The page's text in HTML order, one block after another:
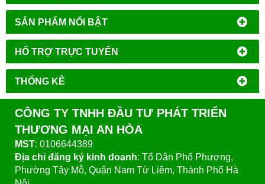
SẢN PHẨM NỔI BẬT
HỔ TRỢ TRỰC TUYẾN
THỐNG KÊ
CÔNG TY TNHH ĐẦU TƯ PHÁT TRIỂN
THƯƠNG MẠI AN HÒA
MST: 0106644389
Địa chỉ đăng ký kinh doanh: Tổ Dân Phố Phượng,
Phường Tây Mỗ, Quận Nam Từ Liêm, Thành Phố Hà